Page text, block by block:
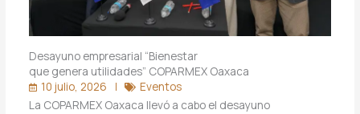
Desayuno empresarial “Bienestar
que genera utilidades” COPARMEX Oaxaca
10 julio, 2026
Eventos
La COPARMEX Oaxaca llevó a cabo el desayuno